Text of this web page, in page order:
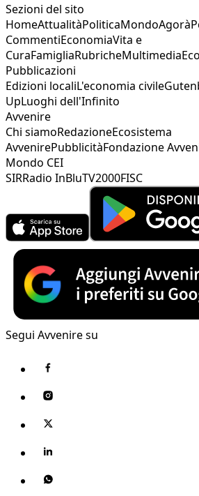
Sezioni del sito
HomeAttualitàPoliticaMondoAgorà
CommentiEconomiaVita e
CuraFamigliaRubricheMultimedia
Pubblicazioni
Edizioni localiL'economia civile
UpLuoghi dell'Infinito
Avvenire
Chi siamoRedazioneEcosistema
AvvenirePubblicitàFondazione
Mondo CEI
SIRRadio InBluTV2000FISC
Segui Avvenire su